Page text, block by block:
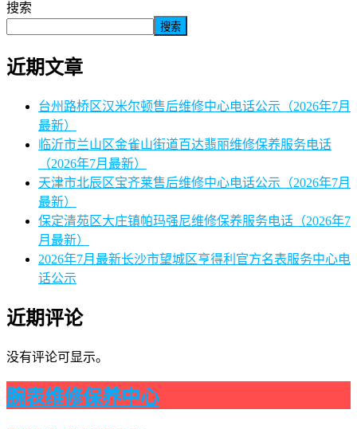
搜索
搜索
近期文章
台州路桥区汉米尔顿售后维修中心电话公示（2026年7月
最新）
临沂市兰山区金雀山街道百达翡丽维修保养服务电话
（2026年7月最新）
天津市北辰区宝齐莱售后维修中心电话公示（2026年7月
最新）
保定清苑区大庄镇帕玛强尼维修保养服务电话（2026年7
月最新）
2026年7月最新长沙市望城区亨得利官方名表服务中心电
话公示
近期评论
没有评论可显示。
腕表维修保养中心